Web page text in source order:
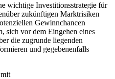
wichtige Investitionsstrategie für
zukünftigen Marktrisiken
Gewinnchancen
sich vor dem Eingehen eines
die zugrunde liegenden
und gegebenenfalls